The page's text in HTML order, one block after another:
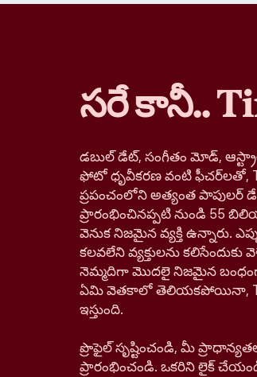
సరే కానీ..
డబుల్ డేట్, సంగీతం మోడ్,
ఫోటో ధృవీకరణ వంటి ఫీచర్‌లతో,
ప్రపంచంలోని అత్యంత
ప్రారంభించినప్పటి నుండి 55
వెనుక నిజమైన వ్యక్తి ఉన్నారు.
కలవలేని వ్యక్తులను
నెమ్మదిగా మొదలై నిజమైన
ఏమి వెతకాలో తెలియకపోయినా,
ఇస్తుంది.
ప్రొఫైల్ సృష్టించండి, మీ
ప్రారంభించండి. ఒకరిని లైక్